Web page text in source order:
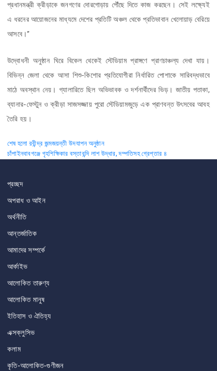
প্রধানমন্ত্রী ক্রীড়াকে জনগণের দোরগোড়ায় পৌঁছে দিতে কাজ করছেন। সেই লক্ষ্যেই
এ ধরনের আয়োজনের মাধ্যমে দেশের প্রতিটি অঞ্চল থেকে প্রতিভাবান খেলোয়াড় বেরিয়ে
আসবে।”
উদ্বোধনী অনুষ্ঠান ঘিরে বিকেল থেকেই স্টেডিয়াম প্রাঙ্গণে প্রাণচাঞ্চল্য দেখা যায়।
বিভিন্ন জেলা থেকে আসা শিশু-কিশোর প্রতিযোগীরা নির্ধারিত পোশাকে সারিবদ্ধভাবে
মাঠে অবস্থান নেয়। গ্যালারিতে ছিল অভিভাবক ও দর্শনার্থীদের ভিড়। জাতীয় পতাকা,
ব্যানার-ফেস্টুন ও ক্রীড়া সাজসজ্জায় পুরো স্টেডিয়ামজুড়ে এক প্রাণবন্ত উৎসবের আবহ
তৈরি হয়।
Post
navigation
শেষ হলো রবীন্দ্র জন্মজয়ন্তী উদযাপন অনুষ্ঠান
চাঁপাইনবাবগঞ্জে গৃহশিক্ষিকার বস্তাবন্দি লাশ উদ্ধার, দম্পতিসহ গ্রেপ্তার ৪
প্রচ্ছদ
অপরাধ ও আইন
অর্থনীতি
আন্তর্জাতিক
আমাদের সম্পর্কে
আর্কাইভ
আলোকিত তারুণ্য
আলোকিত মানুষ
ইতিহাস ও ঐতিহ্য
এক্সক্লুসিভ
কলাম
কৃতি-আলোকিত-গুণীজন